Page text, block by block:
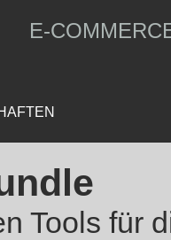
E-
Tools für